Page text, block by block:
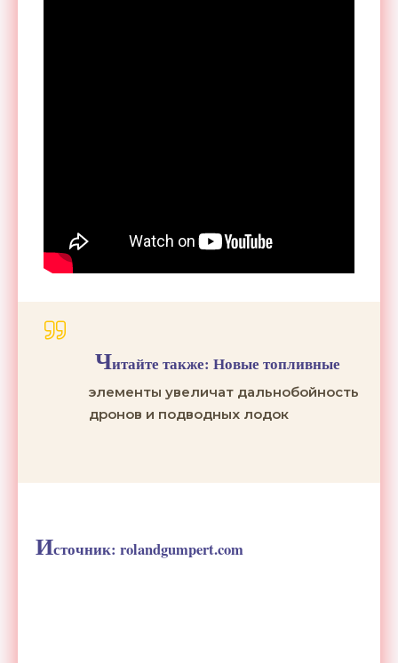
Читайте также: Новые топливные
элементы увеличат дальнобойность
дронов и подводных лодок
Источник: rolandgumpert.com